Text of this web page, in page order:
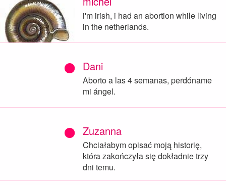
i'm irish, i had an abortion while living
in the netherlands.
Dani
Aborto a las 4 semanas, perdóname
mi ángel.
Zuzanna
Chciałabym opisać moją historię,
która zakończyła się dokładnie trzy
dni temu.